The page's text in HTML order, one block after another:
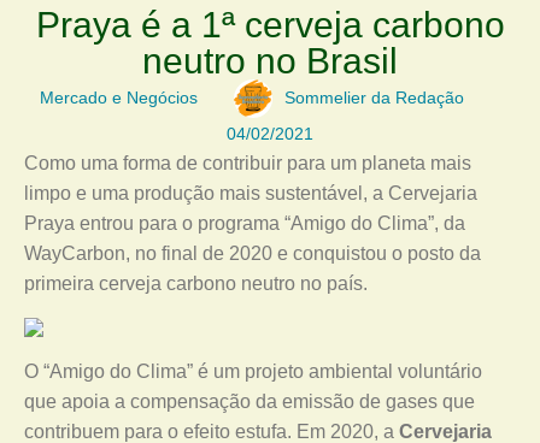
Praya é a 1ª cerveja carbono
neutro no Brasil
Mercado e Negócios
Sommelier da Redação
04/02/2021
Como uma forma de contribuir para um planeta mais
limpo e uma produção mais sustentável, a Cervejaria
Praya entrou para o programa “Amigo do Clima”, da
WayCarbon, no final de 2020 e conquistou o posto da
primeira cerveja carbono neutro no país.
O “Amigo do Clima” é um projeto ambiental voluntário
que apoia a compensação da emissão de gases que
contribuem para o efeito estufa. Em 2020, a Cervejaria